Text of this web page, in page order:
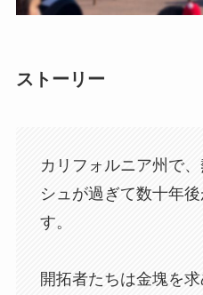
ストーリー
カリフォルニア州で
シュが過ぎて数十年
す。
開拓者たちは金塊を